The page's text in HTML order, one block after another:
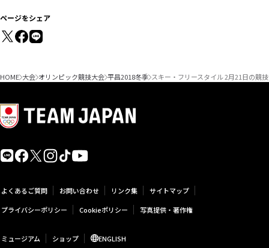
ページをシェア
HOME 大会 オリンピック競技大会 平昌2018冬季 スキー・フリースタイル 2月21日の競
よくあるご質問 お問い合わせ リンク集
サイトマップ
プライバシーポリシー
Cookieポリシー 写真提供・著作権
ミュージアム ショップ ENGLISH